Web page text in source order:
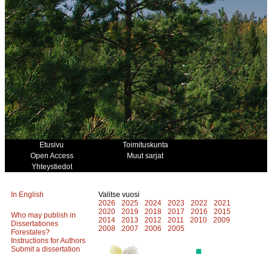
Etusivu
Toimituskunta
Open Access
Muut sarjat
Yhteystiedot
In English
Who may publish in
Dissertationes
Forestales?
Instructions for Authors
Submit a dissertation
Valitse vuosi
2026
2025 2024 2023 2022
2021
2020
2019 2018 2017 2016
2015
2014
2013 2012 2011 2010
2009
2008
2007 2006 2005